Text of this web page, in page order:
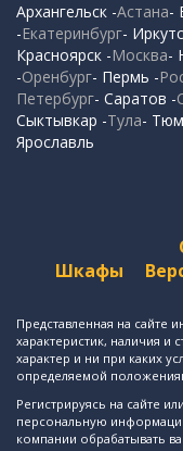
Архангельск -Астана-
-Екатеринбург-
Красноярск -Москва-
-Оренбург- Пермь -
Петербург- Саратов -
Сыктывкар -Тула-
Ярославль
Шкафы
Представленная на сайте
характеристик, наличия
характер и ни при каких
определяемой
Регистрируясь на сайте
персональную
компании обрабатывать